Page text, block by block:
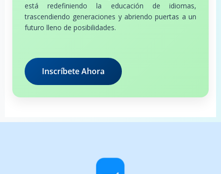
está redefiniendo la educación de idiomas,
trascendiendo generaciones y abriendo puertas a un
futuro lleno de posibilidades.
Inscríbete Ahora